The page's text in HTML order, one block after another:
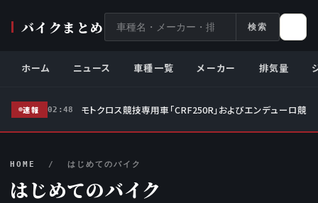
バイクまとめ
イ
内
索
検索
ホーム ニュース 車種一覧 メーカー 排気量
速報 02:48 モトクロス競技専用車「CRF250R」およびエンデューロ競
HOME / はじめてのバイク
はじめてのバイク